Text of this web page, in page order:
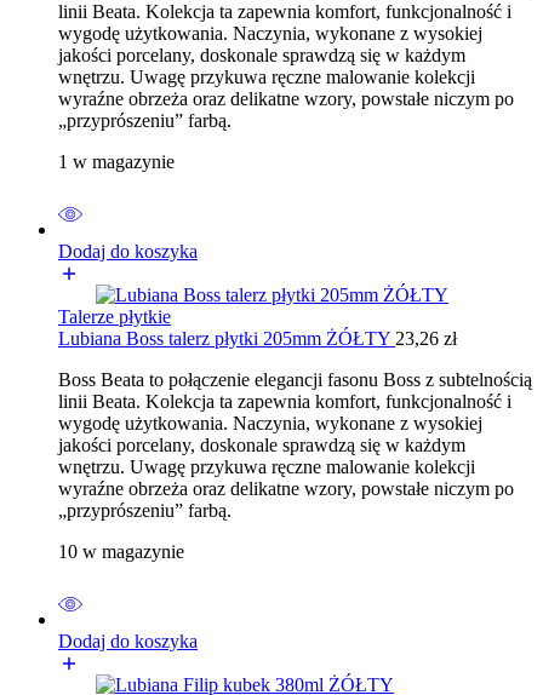
linii Beata. Kolekcja ta zapewnia komfort, funkcjonalność i
wygodę użytkowania. Naczynia, wykonane z wysokiej
jakości porcelany, doskonale sprawdzą się w każdym
wnętrzu. Uwagę przykuwa ręczne malowanie kolekcji
wyraźne obrzeża oraz delikatne wzory, powstałe niczym po
„przyprószeniu” farbą.
1 w magazynie
Dodaj do koszyka
Talerze płytkie
Lubiana Boss talerz płytki 205mm ŻÓŁTY 23,26 zł
Boss Beata to połączenie elegancji fasonu Boss z subtelnością
linii Beata. Kolekcja ta zapewnia komfort, funkcjonalność i
wygodę użytkowania. Naczynia, wykonane z wysokiej
jakości porcelany, doskonale sprawdzą się w każdym
wnętrzu. Uwagę przykuwa ręczne malowanie kolekcji
wyraźne obrzeża oraz delikatne wzory, powstałe niczym po
„przyprószeniu” farbą.
10 w magazynie
Dodaj do koszyka